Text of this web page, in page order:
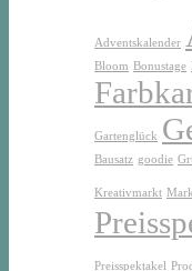
Adventskalender
Bloom Bonustage
Gartenglück
Bausatz goodie
Kreativmarkt
Preisspektakel